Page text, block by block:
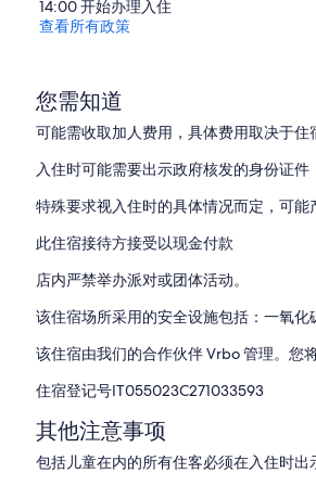
14:00 开始办理入住
查看所有政策
您需知道
可能需收取加人费用，具体费用取决于住
入住时可能需要出示政府核发的身份证
特殊要求视入住时的具体情况而定，可能
此住宿接待方接受以现金付款
店内严禁举办派对或团体活动。
该住宿场所采用的安全设施包括：一氧化
该住宿由我们的合作伙伴 Vrbo 管理。您
住宿登记号IT055023C271033593
其他注意事项
包括儿童在内的所有住客必须在入住时出